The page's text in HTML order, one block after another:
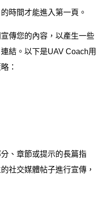
時間才能進入第一頁。
傳您的內容，以產生一些
結。以下是UAV Coach用
：
、章節或提示的長篇指
社交媒體帖子進行宣傳，